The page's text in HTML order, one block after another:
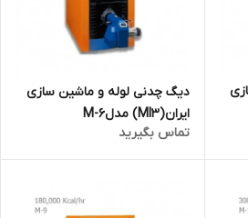
دیگ چدنی لوله و ماشین سازی
ایران(MI3) مدلM-6
تماس بگیرید